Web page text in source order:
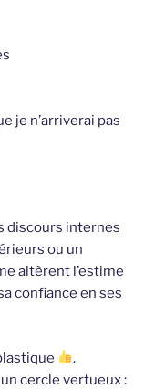
je n’arriverai pas
discours internes
ou un
altèrent l’estime
confiance en ses
.
cercle vertueux :